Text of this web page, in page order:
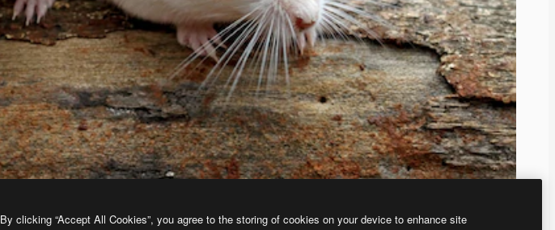
By clicking “Accept All Cookies”, you agree to the storing of cookies on your device to enhance site